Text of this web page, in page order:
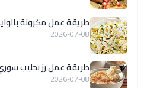
طريقة عمل مكرونة
2026-07-08
طريقة عمل رز بحليب سوري بـ 5
2026-07-08